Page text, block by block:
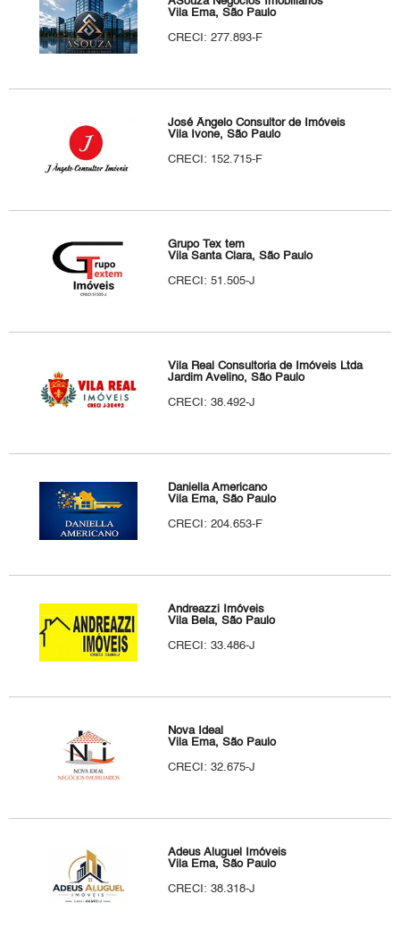
Vila Ema, São Paulo
CRECI: 277.893-F
José Ângelo Consultor de Imóveis
Vila Ivone, São Paulo
CRECI: 152.715-F
Grupo Tex tem
Vila Santa Clara, São Paulo
CRECI: 51.505-J
Vila Real Consultoria de Imóveis Ltda
Jardim Avelino, São Paulo
CRECI: 38.492-J
Daniella Americano
Vila Ema, São Paulo
CRECI: 204.653-F
Andreazzi Imóveis
Vila Bela, São Paulo
CRECI: 33.486-J
Nova Ideal
Vila Ema, São Paulo
CRECI: 32.675-J
Adeus Aluguel Imóveis
Vila Ema, São Paulo
CRECI: 38.318-J